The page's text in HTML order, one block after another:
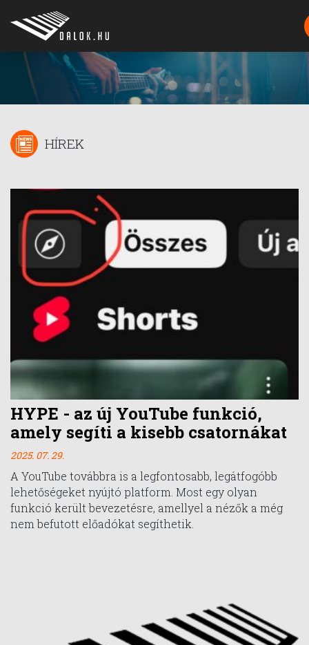
HÍREK
HYPE - az új YouTube funkció,
amely segíti a kisebb csatornákat
2025. 07. 29.
A YouTube továbbra is a legfontosabb, legátfogóbb
lehetőségeket nyújtó platform. Most egy olyan
funkció került bevezetésre, amellyel a nézők a még
nem befutott előadókat segíthetik.